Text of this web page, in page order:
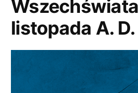
listopada A.